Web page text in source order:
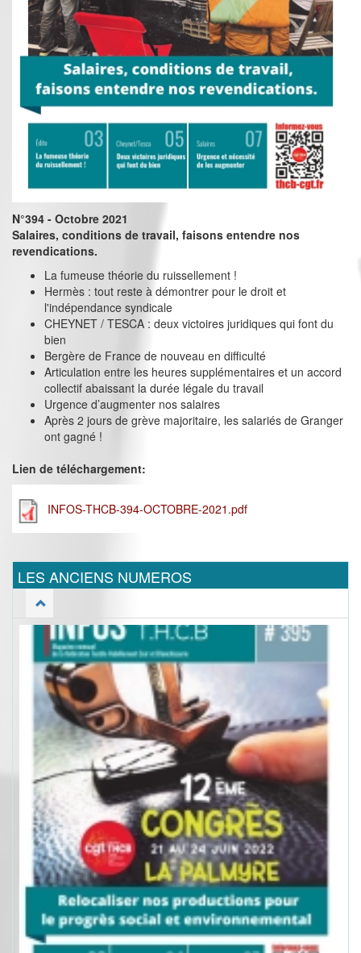
N°394 - Octobre 2021
Salaires, conditions de travail, faisons entendre nos
revendications.
La fumeuse théorie du ruissellement !
Hermès : tout reste à démontrer pour le droit et
l'indépendance syndicale
CHEYNET / TESCA : deux victoires juridiques qui font du
bien
Bergère de France de nouveau en difficulté
Articulation entre les heures supplémentaires et un accord
collectif abaissant la durée légale du travail
Urgence d’augmenter nos salaires
Après 2 jours de grève majoritaire, les salariés de Granger
ont gagné !
Lien de téléchargement:
INFOS-THCB-394-OCTOBRE-2021.pdf
LES ANCIENS NUMEROS